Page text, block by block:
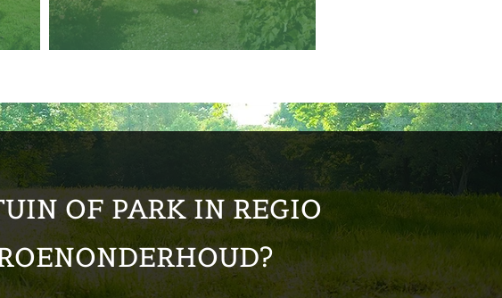
OF PARK IN REGIO